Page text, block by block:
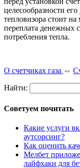
целесообразности
тепловизора стоит
переплата денежных
потребления тепла.
О счетчиках газа ⇔
Найти:
Советуем почитать
Какие услуги
аутсорсинг?
Как оценить
Мелбет
лайфхаки для